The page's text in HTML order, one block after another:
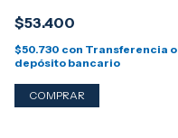
$53.400
$50.730 con Transferencia o
depósito bancario